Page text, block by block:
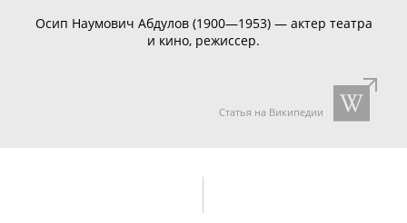
Осип Наумович Абдулов (1900—1953) — актер театра
и кино, режиссер.
Статья на Википедии